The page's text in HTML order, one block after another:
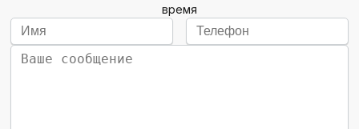
время